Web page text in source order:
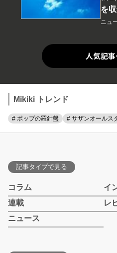
を
ニュ
人気記
Mikiki トレンド
# ポップの羅針盤 # サザンオールス
記事タイプで見る
コラム
イ
連載
レ
ニュース